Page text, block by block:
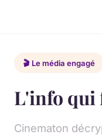
🎬 Le média engagé
L'info qui
Cinematon